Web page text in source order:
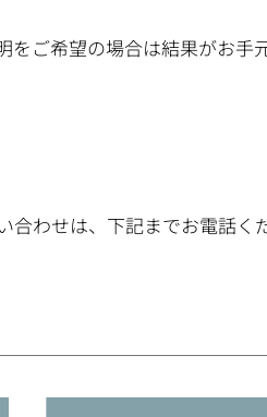
ご希望の場合は結果がお手
わせは、下記までお電話く